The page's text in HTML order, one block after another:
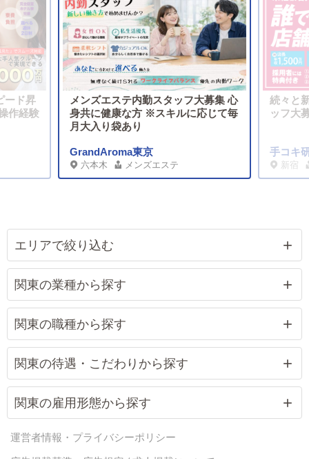
ード昇
作経験
メンズエステ内勤スタッフ大募集 心
身共に健康な方 ※スキルに応じて毎
月大入り袋あり
GrandAroma東京
六本木 メンズエステ
続々と
ッフ大
手コキ
新宿
エリアで絞り込む
関東の業種から探す
関東の職種から探す
関東の待遇・こだわりから探す
関東の雇用形態から探す
運営者情報・プライバシーポリシー